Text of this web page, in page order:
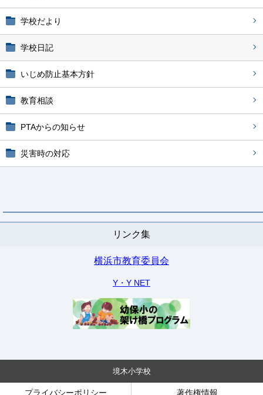
学校だより
学校日記
いじめ防止基本方針
教育相談
PTAからの知らせ
災害時の対応
リンク集
横浜市教育委員会
Y・Y NET
境木小学校
プライバシーポリシー 著作権情報